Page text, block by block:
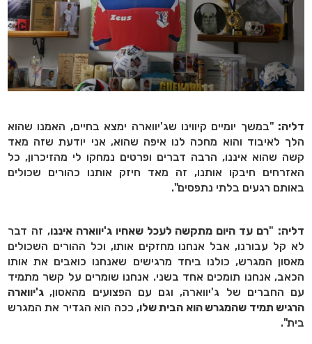
דליה:"במשך יומיים קיווינו שג'יווארה ימצא בחיים, האמנו שהוא
הלך לאיבוד והוא מחכה לנו איפה שהוא, אני יודעת שזה מאד
קשה שהוא איננו, הרבה דברים ופרטים נמחקו לי מהזיכרון, כל
האזרחים חיבקו אותנו, זה מאד חיזק אותנו כהורים שכולים
באותם רגעים בלתי נתפסים".
דליה:" רם עד היום מתקשה לעכל שאחיו ג'יווארה איננו, זה דבר
לא קל עבורנו, אבל אנחנו מחזקים אותו, וכל ההורים השכולים
מאסון המגרש, כולנו ביחד מרגישים שאנחנו כואבים את אותו
הכאב, אנחנו תומכים אחד בשני. אנחנו שומרים על קשר מתמיד
עם החברים של ג'יווארה, וגם עם הפצועים מהאסון,ג'יווארה
הרגיש תמיד שהמגרש הוא הבית שלו, ככה הוא הגדיר את המגרש
בית".